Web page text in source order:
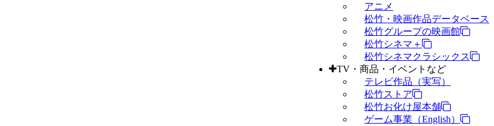
アニメ
松竹・映画作品データベース
松竹グループの映画館
松竹シネマ＋
松竹シネマクラシックス
TV・商品・イベントなど
テレビ作品（実写）
松竹ストア
松竹お化け屋本舗
ゲーム事業（English）